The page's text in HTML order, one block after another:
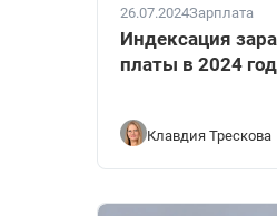
26.07.2024Зарплата
Индексация
платы в 2024
Клавдия Трескова